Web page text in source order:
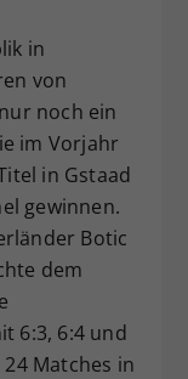
in
von
noch ein
im Vorjahr
in Gstaad
gewinnen.
Botic
dem
6:3, 6:4 und
Matches in